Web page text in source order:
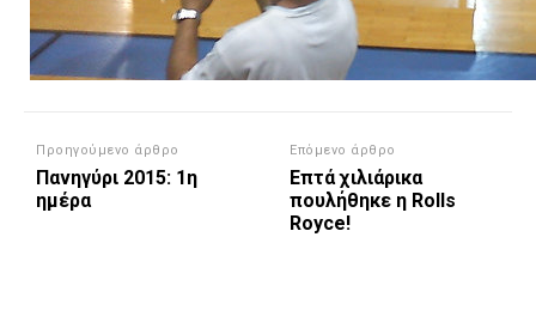
Προηγούμενο άρθρο
Πανηγύρι 2015: 1η
ημέρα
Επόμενο άρθρο
Επτά χιλιάρικα
πουλήθηκε η Rolls
Royce!